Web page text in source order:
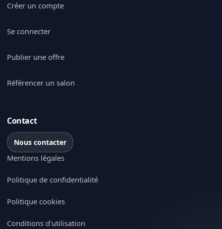
Créer un compte
Se connecter
Publier une offre
Référencer un salon
Contact
Nous contacter
Mentions légales
Politique de confidentialité
Politique cookies
Conditions d'utilisation